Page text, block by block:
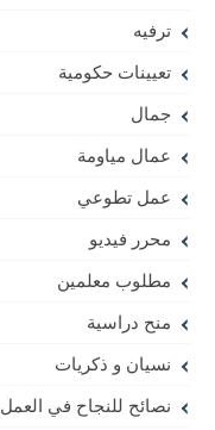
ترفيه
تعيينات حكومية
جمال
عمال مياومة
عمل تطوعي
محرر فيديو
مطلوب معلمين
منح دراسية
نسيان و ذكريات
نصائح للنجاح في العمل